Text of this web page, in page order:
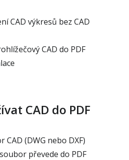
CAD výkresů bez CAD
CAD do PDF
CAD do PDF
(DWG nebo DXF)
převede do PDF